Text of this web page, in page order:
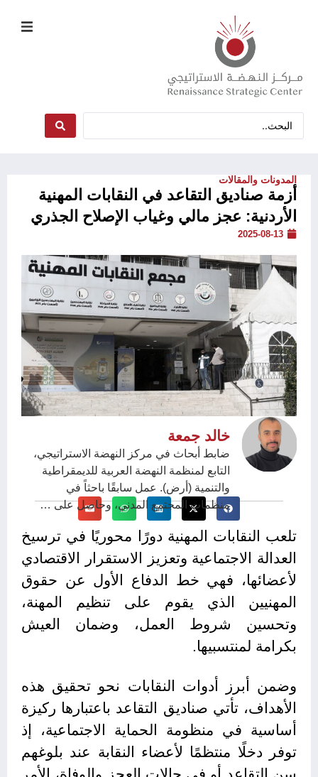
المدونات والمقالات
أزمة صناديق التقاعد في النقابات المهنية
الأردنية: عجز مالي وغياب الإصلاح الجذري
2025-08-13
خالد جمعة
ضابط أبحاث في مركز النهضة الاستراتيجي،
التابع لمنظمة النهضة العربية للديمقراطية
والتنمية (أرض). عمل سابقًا باحثاً في
منظمات المجتمع المدني، وحاصل على …
تلعب النقابات المهنية دورًا محوريًا في ترسيخ
العدالة الاجتماعية وتعزيز الاستقرار الاقتصادي
لأعضائها، فهي خط الدفاع الأول عن حقوق
المهنيين الذي يقوم على تنظيم المهنة،
وتحسين شروط العمل، وضمان العيش
بكرامة لمنتسبيها.
وضمن أبرز أدوات النقابات نحو تحقيق هذه
الأهداف، تأتي صناديق التقاعد باعتبارها ركيزة
أساسية في منظومة الحماية الاجتماعية، إذ
توفر دخلًا منتظمًا لأعضاء النقابة عند بلوغهم